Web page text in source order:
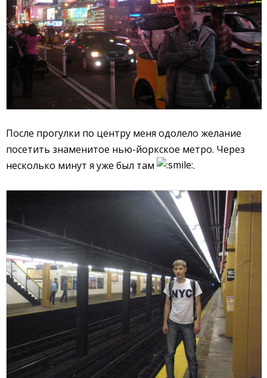
После прогулки по центру меня одолело желание
посетить знаменитое нью-йоркское метро. Через
несколько минут я уже был там
.